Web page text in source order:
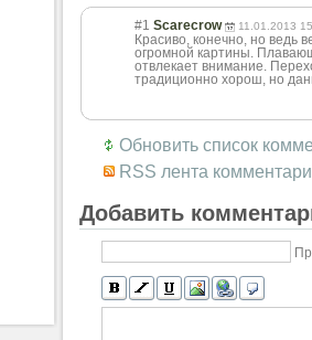
#1 Scarecrow 11.01.2013
Красиво, конечно, но ведь
огромной картины.
отвлекает внимание.
традиционно хорош, но
Обновить список
RSS лента
Добавить